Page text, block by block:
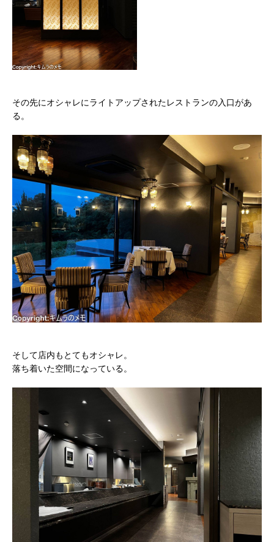
その先にオシャレにライトアップされたレストランの入口があ
る。
そして店内もとてもオシャレ。
落ち着いた空間になっている。